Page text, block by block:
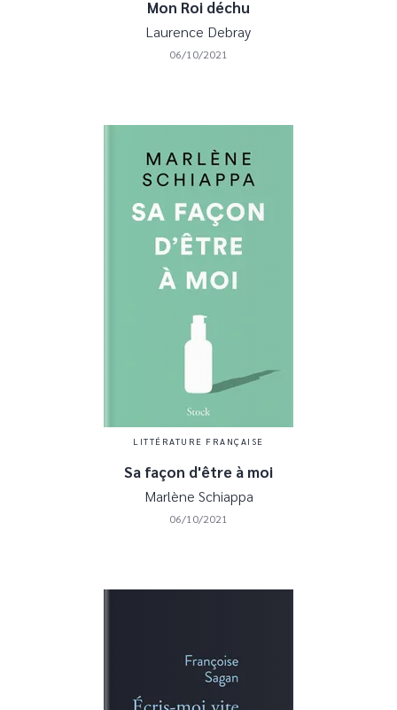
Mon Roi déchu
Laurence Debray
06/10/2021
LITTÉRATURE FRANÇAISE
Sa façon d'être à moi
Marlène Schiappa
06/10/2021